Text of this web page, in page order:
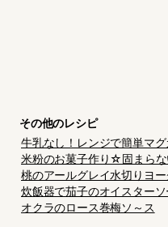
その他のレシピ
牛乳なし！レンジで簡単マ
米粉のお菓子作り☆固まらな
桃のアールグレイ水切りヨー
炊飯器で茄子のオイスター
オクラのロース巻梅ソ～ス